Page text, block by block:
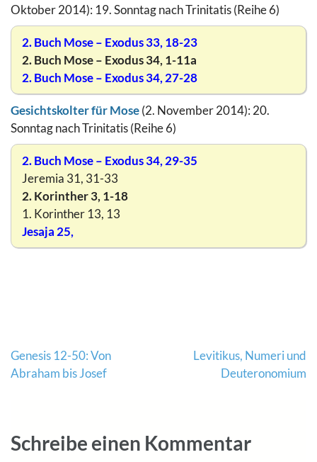
Oktober 2014): 19. Sonntag nach Trinitatis (Reihe 6)
2. Buch Mose – Exodus 33, 18-23
2. Buch Mose – Exodus 34, 1-11a
2. Buch Mose – Exodus 34, 27-28
Gesichtskolter für Mose(2. November 2014): 20.
Sonntag nach Trinitatis (Reihe 6)
2. Buch Mose – Exodus 34, 29-35
Jeremia 31, 31-33
2. Korinther 3, 1-18
1. Korinther 13, 13
Jesaja 25,
Beitragsnavigation
Genesis 12-50: Von
Abraham bis Josef
Levitikus, Numeri und
Deuteronomium
Schreibe einen Kommentar